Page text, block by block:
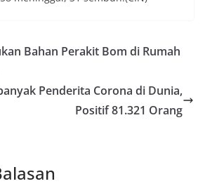
Bahan Perakit Bom di Rumah
Penderita Corona di Dunia,
Positif 81.321 Orang